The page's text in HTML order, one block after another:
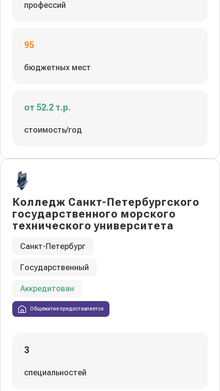
профессий
95
бюджетных мест
от 52.2 т.р.
стоимость/год
Колледж Санкт-Петербургского
государственного морского
технического университета
Санкт-Петербург
Государственный
Аккредитован
Общежитие предоставляется
3
специальностей